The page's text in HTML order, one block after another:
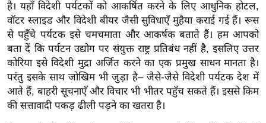
सा
हि
त्य
ज
ग
त
ऑ
है। यहाँ विदेशी पर्यटकों को आकर्षित करने के लिए आधुनिक होटल,
वॉटर स्लाइड और विदेशी बीयर जैसी सुविधाएँ मुहैया कराई गई हैं। रूस
से पहुँचे पर्यटक इसे चमचमाता और आकर्षक बताते हैं। हम आपको
बता दें कि पर्यटन उद्योग पर संयुक्त राष्ट्र प्रतिबंध नहीं है, इसलिए उत्तर
कोरिया इसे विदेशी मुद्रा अर्जित करने का एक प्रमुख साधन मानता है।
परंतु इसके साथ जोखिम भी जुड़ा है– जैसे-जैसे विदेशी पर्यटक देश में
आते हैं, बाहरी सूचनाएँ और विचार भी भीतर पहुँच सकते हैं। इससे किम
की सत्तावादी पकड़ ढीली पड़ने का खतरा है।